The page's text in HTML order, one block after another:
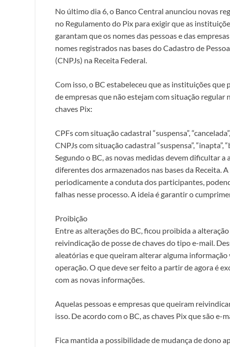
No último dia 6, o Banco Central anunciou novas
no Regulamento do Pix para exigir que as
garantam que os nomes das pessoas e das
nomes registrados nas bases do Cadastro de
(CNPJs) na Receita Federal.
Com isso, o BC estabeleceu que as instituições
de empresas que não estejam com situação regular
chaves Pix:
CPFs com situação cadastral “suspensa”,
CNPJs com situação cadastral “suspensa”, “inapta”,
Segundo o BC, as novas medidas devem dificultar
diferentes dos armazenados nas bases da
periodicamente a conduta dos participantes,
falhas nesse processo. A ideia é garantir o
Proibição
Entre as alterações do BC, ficou proibida a
reivindicação de posse de chaves do tipo e-mail.
aleatórias e que queiram alterar alguma
operação. O que deve ser feito a partir de agora é
com as novas informações.
Aquelas pessoas e empresas que queiram
isso. De acordo com o BC, as chaves Pix que são e-
Fica mantida a possibilidade de mudança de dono